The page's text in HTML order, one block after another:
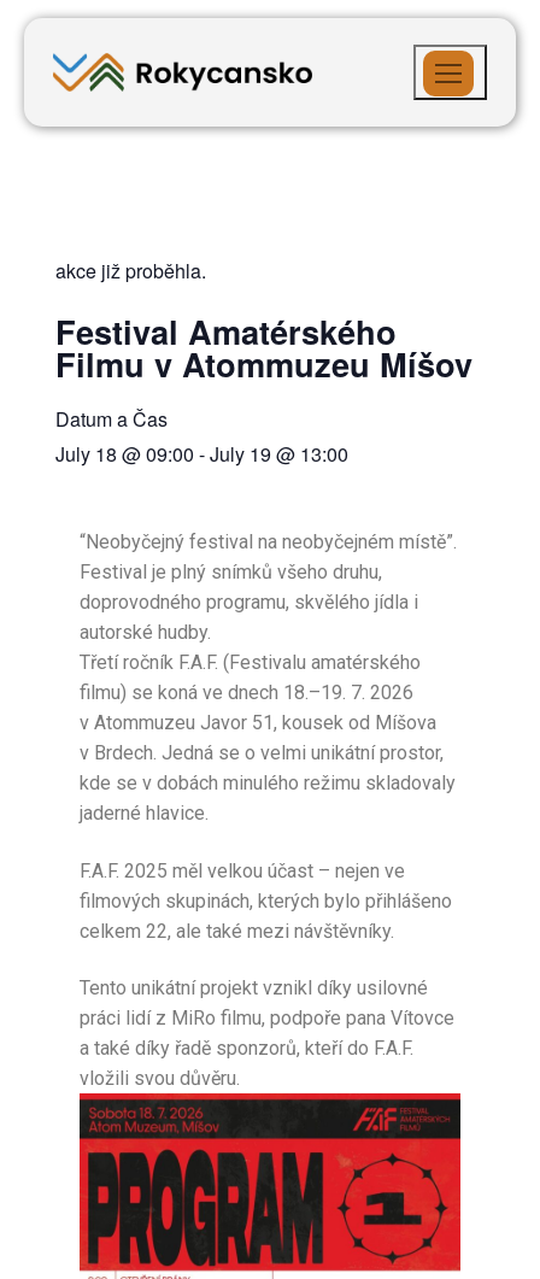
akce již proběhla.
Festival Amatérského
Filmu v Atommuzeu Míšov
Datum a Čas
July 18 @09:00 -July 19 @ 13:00
“Neobyčejný festival na neobyčejném místě”.
Festival je plný snímků všeho druhu,
doprovodného programu, skvělého jídla i
autorské hudby.
Třetí ročník F.A.F. (Festivalu amatérského
filmu) se koná ve dnech 18.–19. 7. 2026
v Atommuzeu Javor 51, kousek od Míšova
v Brdech. Jedná se o velmi unikátní prostor,
kde se v dobách minulého režimu skladovaly
jaderné hlavice.
F.A.F. 2025 měl velkou účast – nejen ve
filmových skupinách, kterých bylo přihlášeno
celkem 22, ale také mezi návštěvníky.
Tento unikátní projekt vznikl díky usilovné
práci lidí z MiRo filmu, podpoře pana Vítovce
a také díky řadě sponzorů, kteří do F.A.F.
vložili svou důvěru.